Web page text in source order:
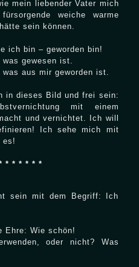
mein liebender Vater mich
weiche warme
sein können.
ich bin – geworden bin!
was gewesen ist.
aus mir geworden ist.
in dieses Bild und frei sein:
mit einem
und vernichtet. Ich will
Ich sehe mich mit
es!
* * * * * *
sein mit dem Begriff: Ich
Ehre: Wie schön!
oder nicht? Was